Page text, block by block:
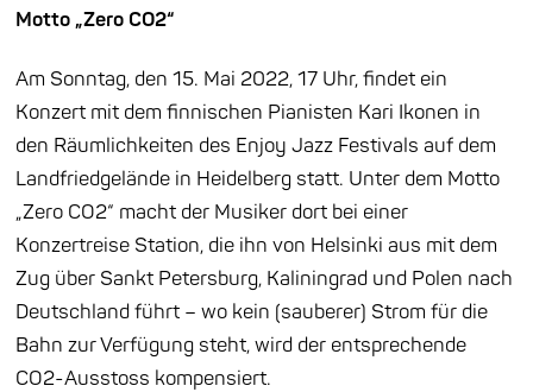
Motto „Zero CO2“
Am Sonntag, den 15. Mai 2022, 17 Uhr, findet ein
Konzert mit dem finnischen Pianisten Kari Ikonen in
den Räumlichkeiten des Enjoy Jazz Festivals auf dem
Landfriedgelände in Heidelberg statt. Unter dem Motto
„Zero CO2“ macht der Musiker dort bei einer
Konzertreise Station, die ihn von Helsinki aus mit dem
Zug über Sankt Petersburg, Kaliningrad und Polen nach
Deutschland führt – wo kein (sauberer) Strom für die
Bahn zur Verfügung steht, wird der entsprechende
CO2-Ausstoss kompensiert.